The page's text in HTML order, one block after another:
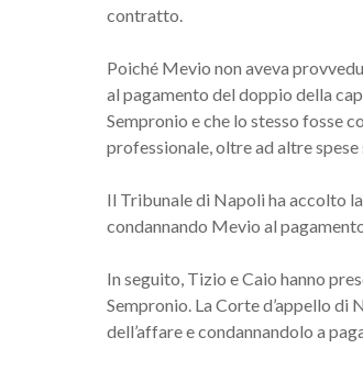
contratto.
Poiché Mevio non aveva
al pagamento del doppio della
Sempronio e che lo stesso fosse
professionale, oltre ad altre
Il Tribunale di Napoli ha accolto
condannando Mevio al
In seguito, Tizio e Caio hanno
Sempronio. La Corte d’appello
dell’affare e condannandolo a